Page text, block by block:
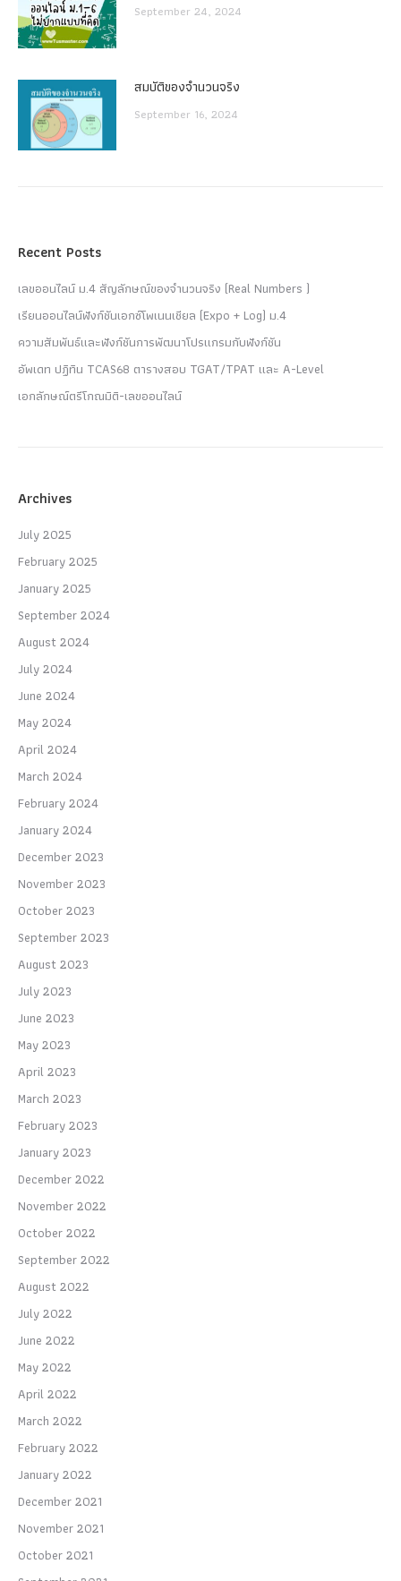
September 24, 2024
สมบัติของจำนวนจริง
September 16, 2024
Recent Posts
เลขออนไลน์ ม.4 สัญลักษณ์ของจำนวนจริง (Real Numbers )
เรียนออนไลน์ฟังก์ชันเอกซ์โพเนนเชียล (Expo + Log) ม.4
ความสัมพันธ์และฟังก์ชันการพัฒนาโปรแกรมกับฟังก์ชัน
อัพเดท ปฏิทิน TCAS68 ตารางสอบ TGAT/TPAT และ A-Level
เอกลักษณ์ตรีโกณมิติ-เลขออนไลน์
Archives
July 2025
February 2025
January 2025
September 2024
August 2024
July 2024
June 2024
May 2024
April 2024
March 2024
February 2024
January 2024
December 2023
November 2023
October 2023
September 2023
August 2023
July 2023
June 2023
May 2023
April 2023
March 2023
February 2023
January 2023
December 2022
November 2022
October 2022
September 2022
August 2022
July 2022
June 2022
May 2022
April 2022
March 2022
February 2022
January 2022
December 2021
November 2021
October 2021